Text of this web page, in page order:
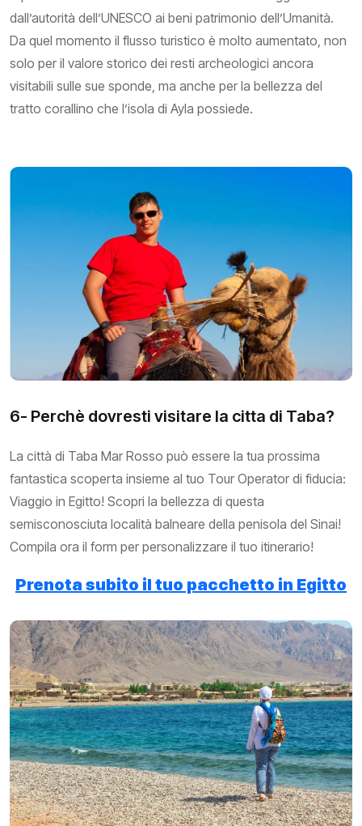
dall’autorità dell’UNESCO ai beni patrimonio dell’Umanità.
Da quel momento il flusso turistico è molto aumentato, non
solo per il valore storico dei resti archeologici ancora
visitabili sulle sue sponde, ma anche per la bellezza del
tratto corallino che l’isola di Ayla possiede.
6- Perchè dovresti visitare la citta di Taba?
La città di Taba Mar Rosso può essere la tua prossima
fantastica scoperta insieme al tuo Tour Operator di fiducia:
Viaggio in Egitto! Scopri la bellezza di questa
semisconosciuta località balneare della penisola del Sinai!
Compila ora il form per personalizzare il tuo itinerario!
Prenota subito il tuo pacchetto in Egitto